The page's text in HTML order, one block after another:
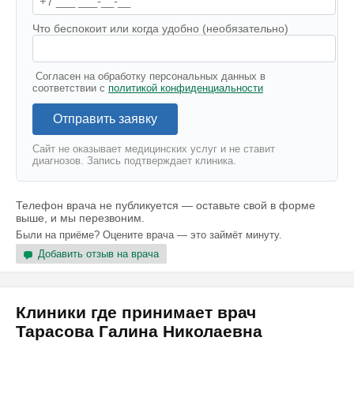
Что беспокоит или когда удобно (необязательно)
Согласен на обработку персональных данных в
соответствии с политикой конфиденциальности
Отправить заявку
Сайт не оказывает медицинских услуг и не ставит
диагнозов. Запись подтверждает клиника.
Телефон врача не публикуется — оставьте свой в форме
выше, и мы перезвоним.
Были на приёме? Оцените врача — это займёт минуту.
Добавить отзыв на врача
Клиники где принимает врач
Тарасова Галина Николаевна